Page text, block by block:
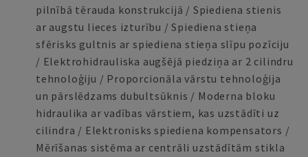
pilnībā tērauda konstrukcijā / Spiediena stienis
ar augstu lieces izturību / Spiediena stieņa
sfērisks gultnis ar spiediena stieņa slīpu pozīciju
/ Elektrohidrauliska augšējā piedziņa ar 2 cilindru
tehnoloģiju / Proporcionāla vārstu tehnoloģija
un pārslēdzams dubultsūknis / Moderna bloku
hidraulika ar vadības vārstiem, kas uzstādīti uz
cilindra / Elektronisks spiediena kompensators /
Mērīšanas sistēma ar centrāli uzstādītām stikla